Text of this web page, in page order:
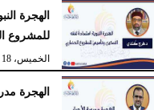
الهجرة
للمشروع
الخميس، 18 يونيو 2026
الهجرة